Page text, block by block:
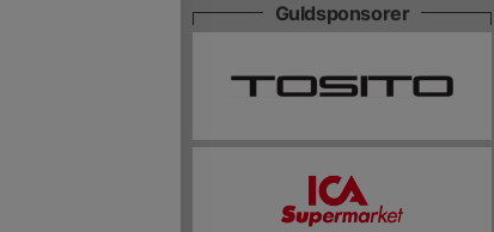
Guldsponsorer